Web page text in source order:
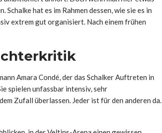
Schalke hat es im Rahmen dessen, wie sie es in
extrem gut organisiert. Nach einem frühen
Amara Condé, der das Schalker Auftreten in
spielen unfassbar intensiv, sehr
Zufall überlassen. Jeder ist für den anderen da.